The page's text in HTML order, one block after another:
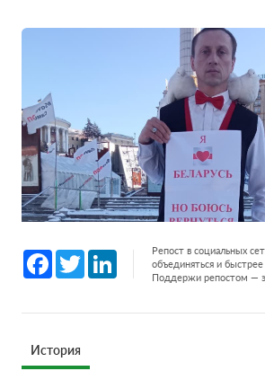
Facebook
Twitter LinkedInРепост в социальных
объединяться и
Поддержи репостом —
История